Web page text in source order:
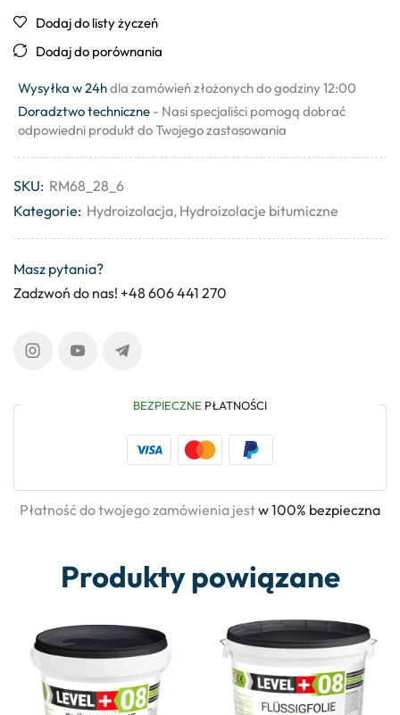
Dodaj do listy życzeń
Dodaj do porównania
Wysyłka w 24hdla zamówień złożonych do godziny 12:00
Doradztwo techniczne - Nasi specjaliści pomogą dobrać
odpowiedni produkt do Twojego zastosowania
SKU: RM68_28_6
Kategorie: Hydroizolacja, Hydroizolacje bitumiczne
Masz pytania?
Zadzwoń do nas! +48 606 441 270
BEZPIECZNE PŁATNOŚCI
Płatność do twojego zamówienia jestw 100% bezpieczna
Produkty powiązane